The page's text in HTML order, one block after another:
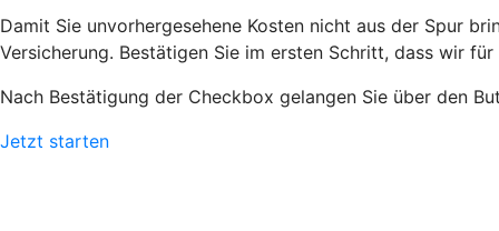
Damit Sie unvorhergesehene Kosten nicht aus der Spur
Versicherung. Bestätigen Sie im ersten Schritt, dass wir
Nach Bestätigung der Checkbox gelangen Sie über den
Jetzt starten